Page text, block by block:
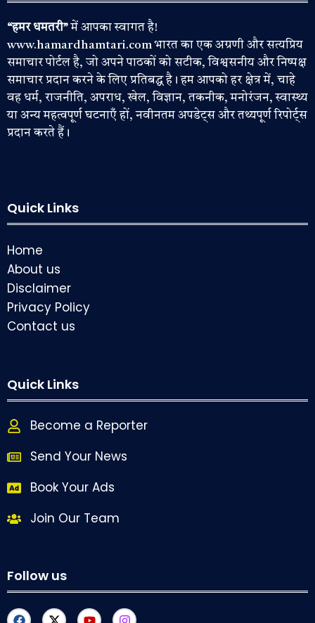
“हमर धमतरी”में आपका स्वागत है!
www.hamardhamtari.com भारत का एक अग्रणी और सत्यप्रिय
समाचार पोर्टल है, जो अपने पाठकों को सटीक, विश्वसनीय और निष्पक्ष
समाचार प्रदान करने के लिए प्रतिबद्ध है। हम आपको हर क्षेत्र में, चाहे
वह धर्म, राजनीति, अपराध, खेल, विज्ञान, तकनीक, मनोरंजन, स्वास्थ्य
या अन्य महत्वपूर्ण घटनाएँ हों, नवीनतम अपडेट्स और तथ्यपूर्ण रिपोर्ट्स
प्रदान करते हैं।
Quick Links
Home
About us
Disclaimer
Privacy Policy
Contact us
Quick Links
Become a Reporter
Send Your News
Book Your Ads
Join Our Team
Follow us